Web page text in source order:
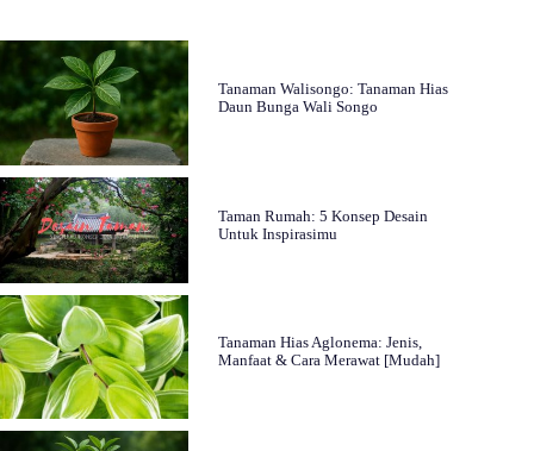
Tanaman Walisongo: Tanaman Hias
Daun Bunga Wali Songo
Taman Rumah: 5 Konsep Desain
Untuk Inspirasimu
Tanaman Hias Aglonema: Jenis,
Manfaat & Cara Merawat [Mudah]